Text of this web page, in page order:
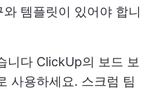
템플릿이 있어야 합니
니다 ClickUp의 보드 보
사용하세요. 스크럼 팀